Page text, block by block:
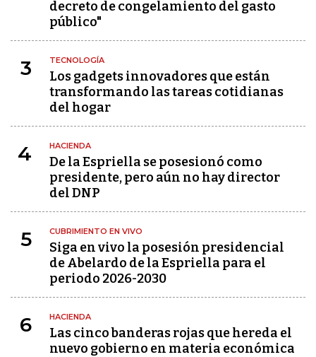
decreto de congelamiento del gasto
público"
3 TECNOLOGÍA
Los gadgets innovadores que están
transformando las tareas cotidianas
del hogar
4 HACIENDA
De la Espriella se posesionó como
presidente, pero aún no hay director
del DNP
5 CUBRIMIENTO EN VIVO
Siga en vivo la posesión presidencial
de Abelardo de la Espriella para el
periodo 2026-2030
6 HACIENDA
Las cinco banderas rojas que hereda el
nuevo gobierno en materia económica